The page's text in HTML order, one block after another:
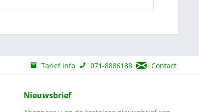
Tarief info 071-8886188 Contact
Nieuwsbrief